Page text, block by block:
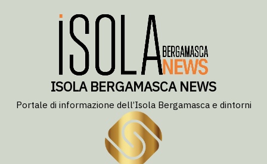
ISOLA BERGAMASCA NEWS
Portale di informazione dell’Isola Bergamasca e dintorni